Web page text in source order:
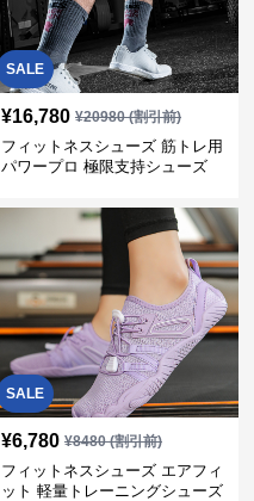
SALE
¥16,780 ¥20980(割引前)
フィットネスシューズ 筋トレ用
パワープロ 極限支持シューズ
SALE
¥6,780 ¥8480(割引前)
フィットネスシューズ エアフィ
ット 軽量トレーニングシューズ